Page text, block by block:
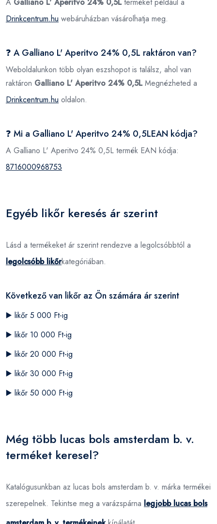
Drinkcentrum.hu webáruházban vásárolhatja meg.
❓ A Galliano L' Aperitvo 24% 0,5L raktáron van?
Weboldalunkon több olyan eszshopot is találsz, ahol van
raktáron Galliano L' Aperitvo 24% 0,5LMegnézheted a
Drinkcentrum.hu oldalon.
❓ Mi a Galliano L' Aperitvo 24% 0,5LEAN kódja?
A Galliano L' Aperitvo 24% 0,5L termék EAN kódja:
8716000968753
Egyéb likőr keresés ár szerint
Lásd a termékeket ár szerint rendezve a legolcsóbbtól a
legolcsóbb likőrkategóriában.
Következő van likőr az Ön számára ár szerint
▶️ likőr 5 000 Ft-ig
▶️ likőr 10 000 Ft-ig
▶️ likőr 20 000 Ft-ig
▶️ likőr 30 000 Ft-ig
▶️ likőr 50 000 Ft-ig
Még több lucas bols amsterdam b. v.
terméket keresel?
Katalógusunkban az lucas bols amsterdam b. v. márka termékei
szerepelnek. Tekintse meg a varázspárna legjobb lucas bols